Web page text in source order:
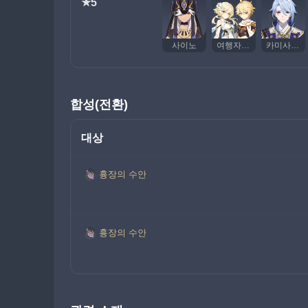
★5
사이노 여행자(풀) 카미사토 아야토
합성(전환)
대상
흉장의 수안
흉장의 수안